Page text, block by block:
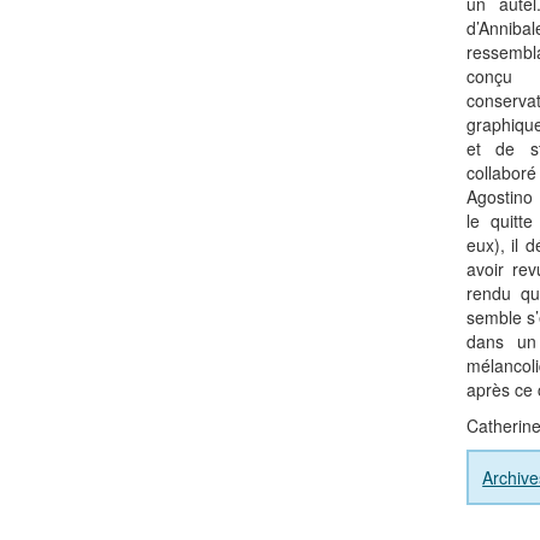
conçu
et de
le
eux), il
avoir
rendu
semble
dans
après ce